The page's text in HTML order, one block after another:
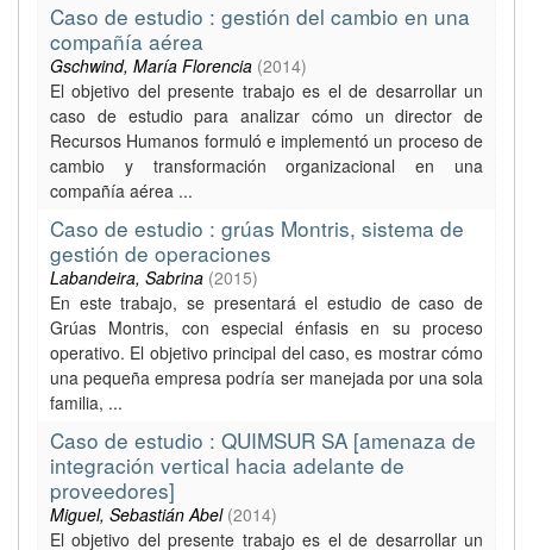
Caso de estudio : gestión del cambio en una
compañía aérea
Gschwind, María Florencia (2014)
El objetivo del presente trabajo es el de desarrollar un
caso de estudio para analizar cómo un director de
Recursos Humanos formuló e implementó un proceso de
cambio y transformación organizacional en una
compañía aérea ...
Caso de estudio : grúas Montris, sistema de
gestión de operaciones
Labandeira, Sabrina (2015)
En este trabajo, se presentará el estudio de caso de
Grúas Montris, con especial énfasis en su proceso
operativo. El objetivo principal del caso, es mostrar cómo
una pequeña empresa podría ser manejada por una sola
familia, ...
Caso de estudio : QUIMSUR SA [amenaza de
integración vertical hacia adelante de
proveedores]
Miguel, Sebastián Abel (2014)
El objetivo del presente trabajo es el de desarrollar un